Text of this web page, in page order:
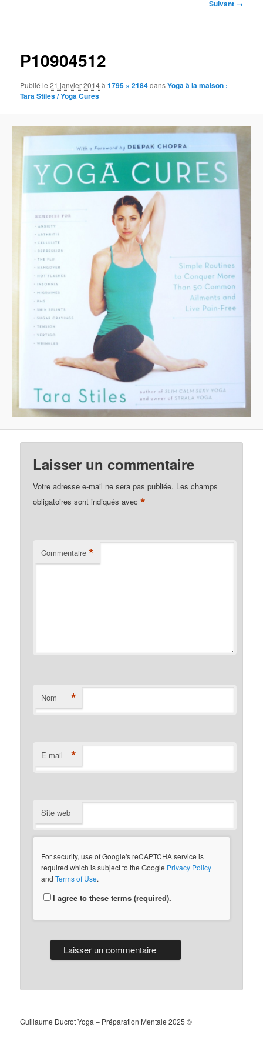
Suivant →
P10904512
Publié le21 janvier 2014à1795 × 2184dansYoga à la maison :
Tara Stiles / Yoga Cures
Laisser un commentaire
Votre adresse e-mail ne sera pas publiée. Les champs
obligatoires sont indiqués avec*
Commentaire *
Nom *
E-mail *
Site web
For security, use of Google's reCAPTCHA service is
required which is subject to the Google Privacy Policy
andTerms of Use.
I agree to these terms (required).
Guillaume Ducrot Yoga – Préparation Mentale 2025 ©